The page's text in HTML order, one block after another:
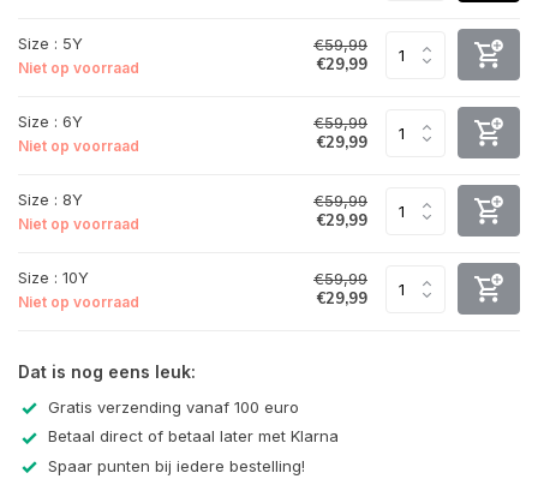
Size : 5Y
Niet op voorraad
€59,99
€29,99
Size : 6Y
Niet op voorraad
€59,99
€29,99
Size : 8Y
Niet op voorraad
€59,99
€29,99
Size : 10Y
Niet op voorraad
€59,99
€29,99
Dat is nog eens leuk:
Gratis verzending vanaf 100 euro
Betaal direct of betaal later met Klarna
Spaar punten bij iedere bestelling!